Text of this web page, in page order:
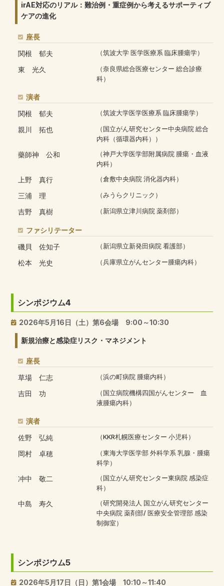
irAE対応のリアル：難治例・重症例から考えるサポーティブ
ケアの進化
座長
関根 郁夫
（筑波大学 医学医療系 臨床腫瘍学）
東 光久
（奈良県総合医療センター 総合診療
科）
演者
関根 郁夫
（筑波大学医学医療系 臨床腫瘍学）
親川 拓也
（国立がん研究センター中央病院 総合
内科（循環器内科））
藥師神 公和
（神戸大学医学部附属病院 腫瘍・血液
内科）
上野 真行 （倉敷中央病院 消化器内科）
三浦 理 （みうらクリニック）
吉野 真樹 （新潟県立津川病院 薬剤部）
ファシリテーター
磯貝 佐知子
（新潟県立新発田病院 看護部）
松本 光史 （兵庫県立がんセンター腫瘍内科）
シンポジウム4
2026年5月16日（土）第6会場 9:00～10:30
新規治療と感染症リスク・マネジメント
座長
草場 仁志
（浜の町病院 腫瘍内科）
吉田 功
（国立病院機構四国がんセンター 血
液腫瘍内科）
演者
佐野 弘純
（KKR札幌医療センター 小児科）
岡村 卓穂
（東海大学医学部 外科学系 乳腺・腫瘍
科学）
冲中 敬二
（国立がん研究センター東病院 感染症
科）
中島 寿久
（研究開発法人 国立がん研究センター
中央病院 薬剤部/ 医療安全管理部 感染
制御室）
シンポジウム5
2026年5月17日（日）第1会場 10:10～11:40